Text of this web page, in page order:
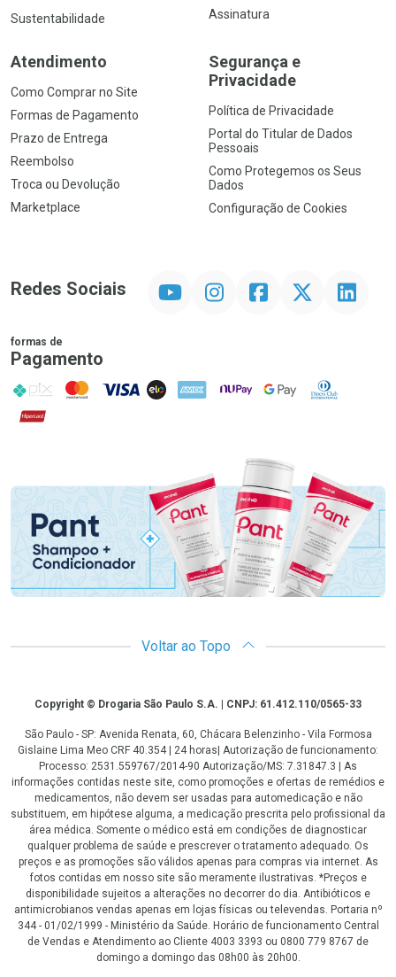
Sustentabilidade
Assinatura
Atendimento
Como Comprar no Site
Formas de Pagamento
Prazo de Entrega
Reembolso
Troca ou Devolução
Marketplace
Segurança e
Privacidade
Política de Privacidade
Portal do Titular de Dados
Pessoais
Como Protegemos os Seus
Dados
Configuração de Cookies
Redes Sociais InstagramFacebookTwitter Linkedin
formas de
Pagamento
PIX MasterCard
VISA ELO AMEX NuPay Google PayDiners Club
Hipercard
Promoção em Destaque
Voltar ao Topo
CopyrightCopyright © Drogaria São Paulo S.A. | CNPJ: 61.412.110/0565-33
São Paulo - SP: Avenida Renata, 60, Chácara Belenzinho - Vila Formosa
Gislaine Lima Meo CRF 40.354 | 24 horas| Autorização de funcionamento:
Processo: 2531.559767/2014-90 Autorização/MS: 7.31847.3 | As
informações contidas neste site, como promoções e ofertas de remédios e
medicamentos, não devem ser usadas para automedicação e não
substituem, em hipótese alguma, a medicação prescrita pelo profissional da
área médica. Somente o médico está em condições de diagnosticar
qualquer problema de saúde e prescrever o tratamento adequado. Os
preços e as promoções são válidos apenas para compras via internet. As
fotos contidas em nosso site são meramente ilustrativas. *Preços e
disponibilidade sujeitos a alterações no decorrer do dia. Antibióticos e
antimicrobianos vendas apenas em lojas físicas ou televendas. Portaria nº
344 - 01/02/1999 - Ministério da Saúde. Horário de funcionamento Central
de Vendas e Atendimento ao Cliente 4003 3393 ou 0800 779 8767 de
domingo a domingo das 08h00 às 20h00.